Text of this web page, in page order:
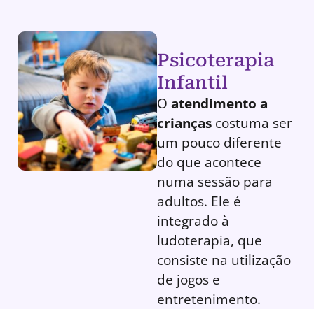
Psicoterapia
Infantil
O atendimento a
crianças costuma ser
um pouco diferente
do que acontece
numa sessão para
adultos. Ele é
integrado à
ludoterapia, que
consiste na utilização
de jogos e
entretenimento.